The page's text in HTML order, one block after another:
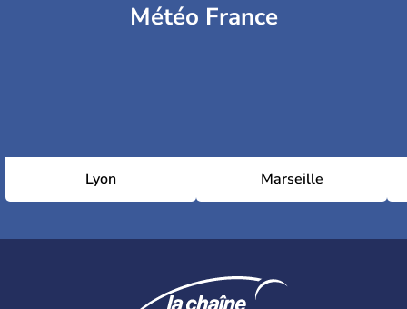
Météo France
Lyon Marseille